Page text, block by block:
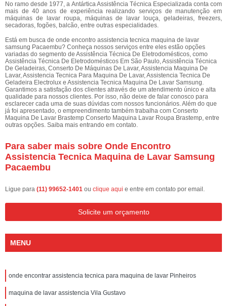
No ramo desde 1977, a Antártica Assistência Técnica Especializada conta com
mais de 40 anos de experiência realizando serviços de manutenção em
máquinas de lavar roupa, máquinas de lavar louça, geladeiras, freezers,
secadoras, fogões, balcão, entre outras especialidades.
Está em busca de onde encontro assistencia tecnica maquina de lavar
samsung Pacaembu? Conheça nossos serviços entre eles estão opções
variadas do segmento de Assistência Técnica De Eletrodomésticos, como
Assistência Técnica De Eletrodomésticos Em São Paulo, Assistência Técnica
De Geladeiras, Conserto De Máquinas De Lavar, Assistencia Maquina De
Lavar, Assistencia Tecnica Para Maquina De Lavar, Assistencia Tecnica De
Geladeira Electrolux e Assistencia Tecnica Maquina De Lavar Samsung.
Garantimos a satisfação dos clientes através de um atendimento único e alta
qualidade para nossos clientes. Por isso, não deixe de falar conosco para
esclarecer cada uma de suas dúvidas com nossos funcionários. Além do que
já foi apresentado, o empreendimento também trabalha com Conserto
Maquina De Lavar Brastemp Conserto Maquina Lavar Roupa Brastemp, entre
outras opções. Saiba mais entrando em contato.
Para saber mais sobre Onde Encontro
Assistencia Tecnica Maquina de Lavar Samsung
Pacaembu
Ligue para (11) 99652-1401 ou clique aqui e entre em contato por email.
Solicite um orçamento
MENU
onde encontrar assistencia tecnica para maquina de lavar Pinheiros
maquina de lavar assistencia Vila Gustavo